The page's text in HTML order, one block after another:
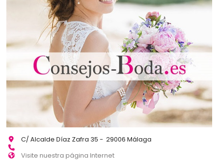
C/ Alcalde Díaz Zafra 35 - 29006 Málaga
Visite nuestra página Internet